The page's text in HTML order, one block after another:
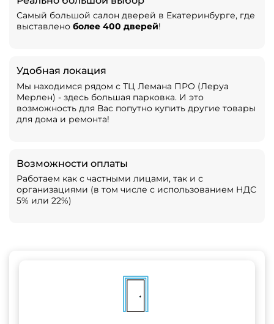
Самый большой салон дверей в Екатеринбурге, где
выставлено более 400 дверей!
Удобная локация
Мы находимся рядом с ТЦ Лемана ПРО (Леруа
Мерлен) - здесь большая парковка. И это
возможность для Вас попутно купить другие товары
для дома и ремонта!
Возможности оплаты
Работаем как с частными лицами, так и с
организациями (в том числе с использованием НДС
5% или 22%)